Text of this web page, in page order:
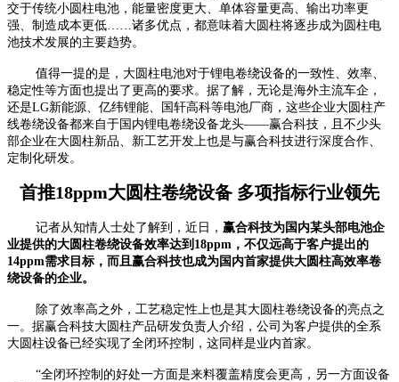
交于传统小圆柱电池，能量密度更大、单体容量更高、输出功率更
强、制造成本更低……诸多优点，都意味着大圆柱将逐步成为圆柱电
池技术发展的主要趋势。
值得一提的是，大圆柱电池对于锂电卷绕设备的一致性、效率、
稳定性等方面也提出了更高的要求。据了解，无论是海外主流车企，
还是LG新能源、亿纬锂能、国轩高科等电池厂商，这些企业大圆柱产
线卷绕设备都来自于国内锂电卷绕设备龙头——赢合科技，且不少头
部企业在大圆柱新品、新工艺开发上也是与赢合科技进行深度合作、
定制化研发。
首推18ppm大圆柱卷绕设备 多项指标行业领先
记者从知情人士处了解到，近日， 赢合科技为国内某头部电池企
业提供的大圆柱卷绕设备效率达到18ppm，不仅远高于客户提出的
14ppm需求目标，而且赢合科技也成为国内首家提供大圆柱高效率卷
绕设备的企业。
除了效率高之外，工艺稳定性上也是其大圆柱卷绕设备的亮点之
一。据赢合科技大圆柱产品研发负责人介绍，公司为客户提供的全系
大圆柱设备已经实现了全闭环控制，这同样是业内首家。
“全闭环控制的好处一方面是来料覆盖精度会更高，另一方面设备